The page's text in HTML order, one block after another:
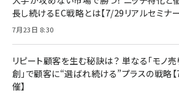
長し続けるEC戦略とは【7/29リアルセミナ
7月23日 8:30
リピート顧客を生む秘訣は？ 単なる「モノ売
創」で顧客に“選ばれ続ける”プラスの戦略
催】